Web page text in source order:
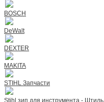
BOSCH
DeWalt
DEXTER
MAKITA
STIHL Запчасти
Stihl зип для инструмента - Штиль